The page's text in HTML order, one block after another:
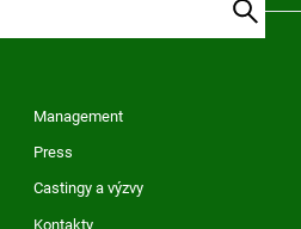
Management
Press
Castingy a výzvy
Kontakty